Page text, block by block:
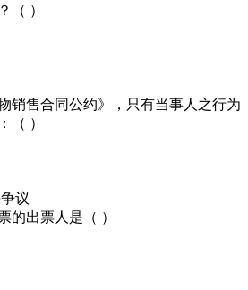
（ ）
销售合同公约》，只有当事人之行为
（ ）
议
的出票人是（ ）